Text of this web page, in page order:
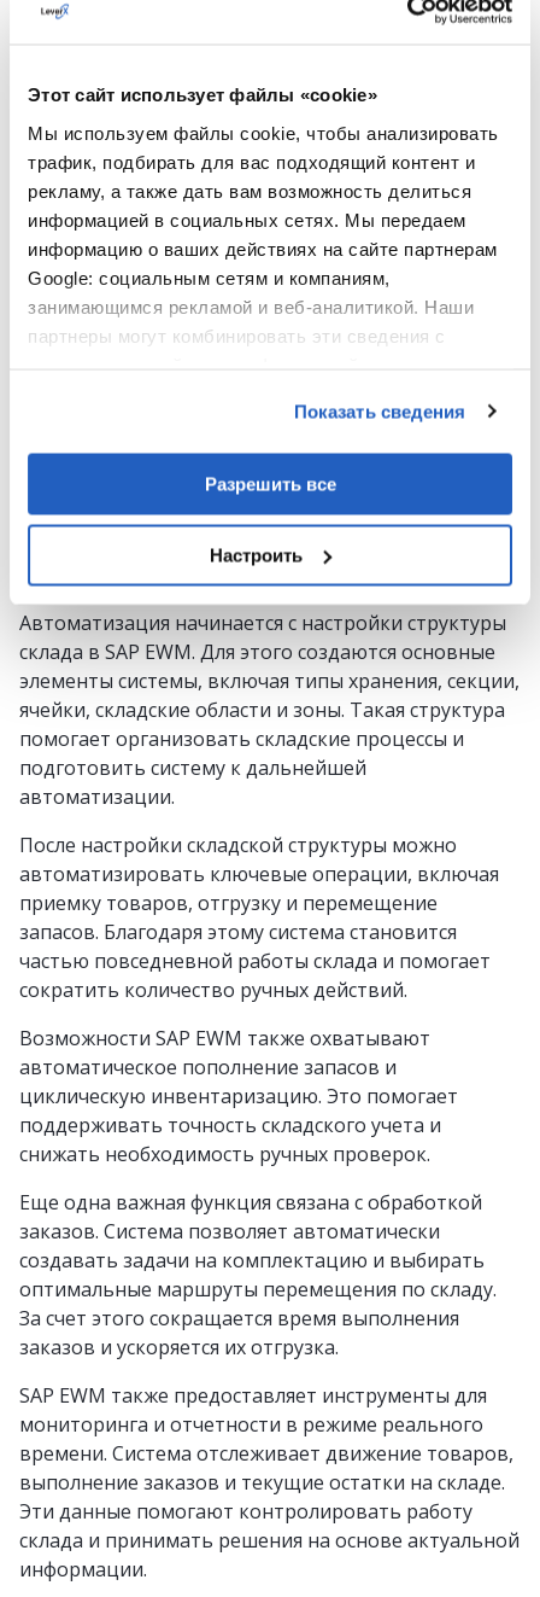
Этот сайт использует файлы «cookie»
Мы используем файлы cookie, чтобы анализировать
трафик, подбирать для вас подходящий контент и
рекламу, а также дать вам возможность делиться
информацией в социальных сетях. Мы передаем
информацию о ваших действиях на сайте партнерам
Google: социальным сетям и компаниям,
занимающимся рекламой и веб-аналитикой. Наши
партнеры могут комбинировать эти сведения с
Показать сведения
Разрешить все
Настроить
Интеллектуальные стратегии комплектации;
хранение;
Автоматическое пополнение запасов;
Автоматизация циклической инвентаризации;
Автоматическая отгрузка товаров;
Планирование загрузки и разгрузки через
доковые ворота;
Интеграция с автоматизированным складским
Автоматические уведомления и оповещения;
Автоматизированная обработка возвратов;
Автоматический кросс-докинг;
Автоматическое чередование складских задач
Автоматизация начинается с настройки структуры
склада в SAP EWM. Для этого создаются основные
элементы системы, включая типы хранения, секции,
ячейки, складские области и зоны. Такая структура
помогает организовать складские процессы и
подготовить систему к дальнейшей
автоматизации.
После настройки складской структуры можно
автоматизировать ключевые операции, включая
приемку товаров, отгрузку и перемещение
запасов. Благодаря этому система становится
частью повседневной работы склада и помогает
сократить количество ручных действий.
Возможности SAP EWM также охватывают
автоматическое пополнение запасов и
циклическую инвентаризацию. Это помогает
поддерживать точность складского учета и
снижать необходимость ручных проверок.
Еще одна важная функция связана с обработкой
заказов. Система позволяет автоматически
создавать задачи на комплектацию и выбирать
оптимальные маршруты перемещения по складу.
За счет этого сокращается время выполнения
заказов и ускоряется их отгрузка.
SAP EWM также предоставляет инструменты для
мониторинга и отчетности в режиме реального
времени. Система отслеживает движение товаров,
выполнение заказов и текущие остатки на складе.
Эти данные помогают контролировать работу
склада и принимать решения на основе актуальной
информации.